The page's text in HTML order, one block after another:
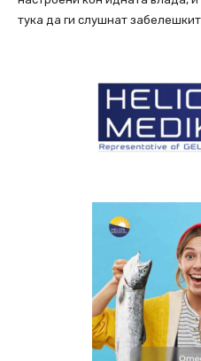
тука да ги слушнат